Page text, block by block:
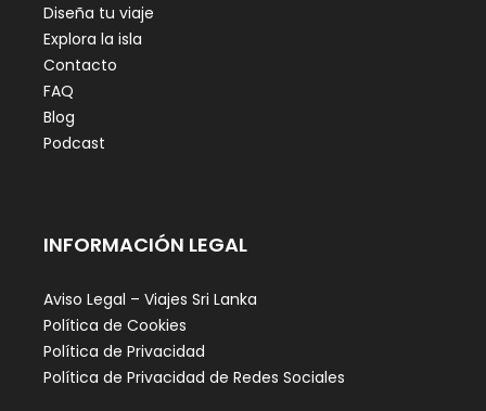
Diseña tu viaje
Explora la isla
Contacto
FAQ
Blog
Podcast
INFORMACIÓN LEGAL
Aviso Legal – Viajes Sri Lanka
Política de Cookies
Política de Privacidad
Política de Privacidad de Redes Sociales